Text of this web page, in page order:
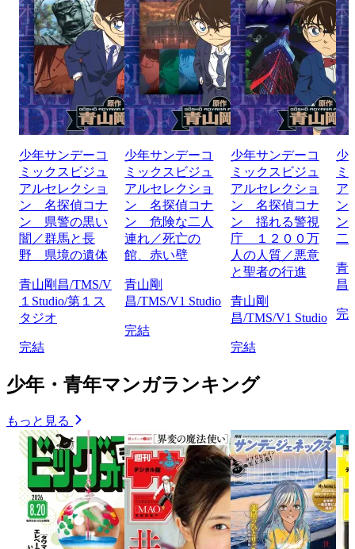
少年サンデーコ
ミックスビジュ
アルセレクショ
ン 名探偵コナ
ン 県警の黒い
闇／群馬と長
野 県境の遺体
青山剛昌/TMS/V
１Studio/第１ス
タジオ
完結
少年サンデーコ
ミックスビジュ
アルセレクショ
ン 名探偵コナ
ン 危険な二人
連れ／死亡の
館、赤い壁
青山剛
昌/TMS/V1 Studio
完結
少年サンデーコ
ミックスビジュ
アルセレクショ
ン 名探偵コナ
ン 揺れる警視
庁 １２００万
人の人質／悪意
と聖者の行進
青山剛
昌/TMS/V1 Studio
完結
少
ミ
ア
ン
ン
二
青
昌
完
少年・青年マンガランキング
もっと見る